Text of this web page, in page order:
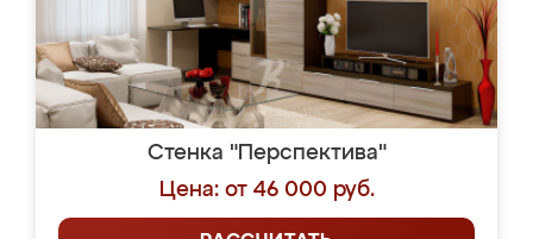
Стенка "Перспектива"
Цена: от 46 000 руб.